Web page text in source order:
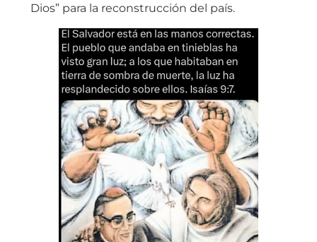
Dios” para la reconstrucción del país.